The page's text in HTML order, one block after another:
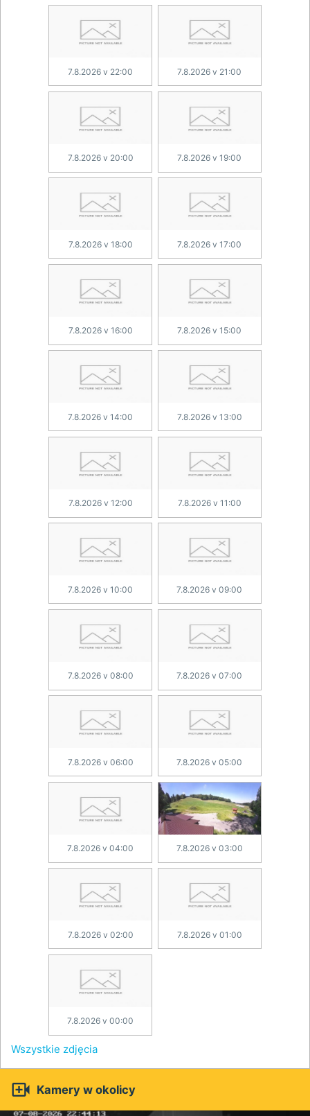
7.8.2026 v 22:00 7.8.2026 v 21:00
7.8.2026 v 20:00 7.8.2026 v 19:00
7.8.2026 v 18:00 7.8.2026 v 17:00
7.8.2026 v 16:00 7.8.2026 v 15:00
7.8.2026 v 14:00 7.8.2026 v 13:00
7.8.2026 v 12:00 7.8.2026 v 11:00
7.8.2026 v 10:00 7.8.2026 v 09:00
7.8.2026 v 08:00 7.8.2026 v 07:00
7.8.2026 v 06:00 7.8.2026 v 05:00
7.8.2026 v 04:00 7.8.2026 v 03:00
7.8.2026 v 02:00 7.8.2026 v 01:00
7.8.2026 v 00:00
Wszystkie zdjęcia
 Kamery w okolicy